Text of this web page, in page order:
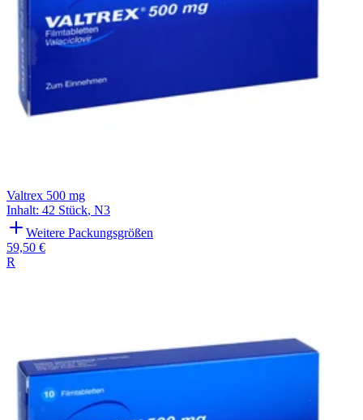
Valtrex 500 mg
Inhalt: 42 Stück, N3
Weitere Packungsgrößen
59,50 €
R